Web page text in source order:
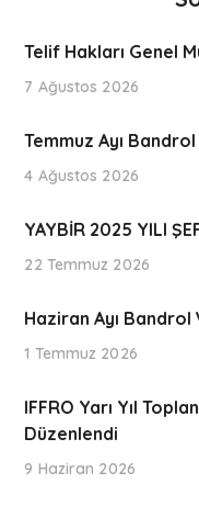
Telif Hakları Genel
7 Ağustos 2026
Temmuz Ayı
4 Ağustos 2026
YAYBİR 2025 YILI
22 Temmuz 2026
Haziran Ayı Bandrol
1 Temmuz 2026
IFFRO Yarı Yıl
Düzenlendi
9 Haziran 2026